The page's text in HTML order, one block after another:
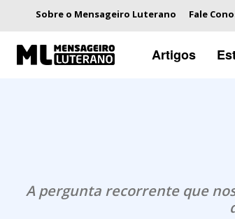
Sobre o Mensageiro Luterano Fale
Artigos
A pergunta recorrente que